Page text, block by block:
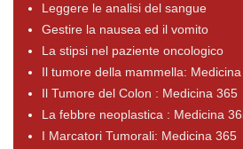
Leggere le analisi del sangue
Gestire la nausea ed il vomito
La stipsi nel paziente oncologico
Il tumore della mammella:
Il Tumore del Colon : Medicina 365
La febbre neoplastica : Medicina
I Marcatori Tumorali: Medicina 365